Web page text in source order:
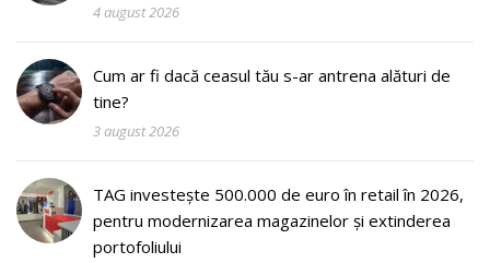
4 august 2026
Cum ar fi dacă ceasul tău s-ar antrena alături de
tine?
3 august 2026
TAG investește 500.000 de euro în retail în 2026,
pentru modernizarea magazinelor și extinderea
portofoliului